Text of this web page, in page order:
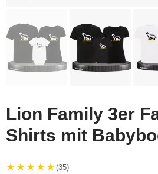
Lion Family 3er
Shirts mit
★★★★★(35)